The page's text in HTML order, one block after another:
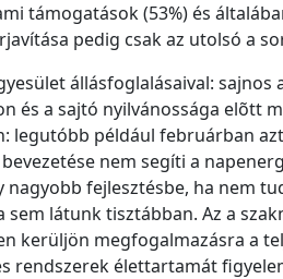
támogatások (53%) és
pedig csak az utolsó a
állásfoglalásaival: sajnos
és a sajtó nyilvánossága elõtt
legutóbb például februárban
nem segíti a
fejlesztésbe, ha nem
látunk tisztábban. Az a
kerüljön megfogalmazásra a
rendszerek élettartamát